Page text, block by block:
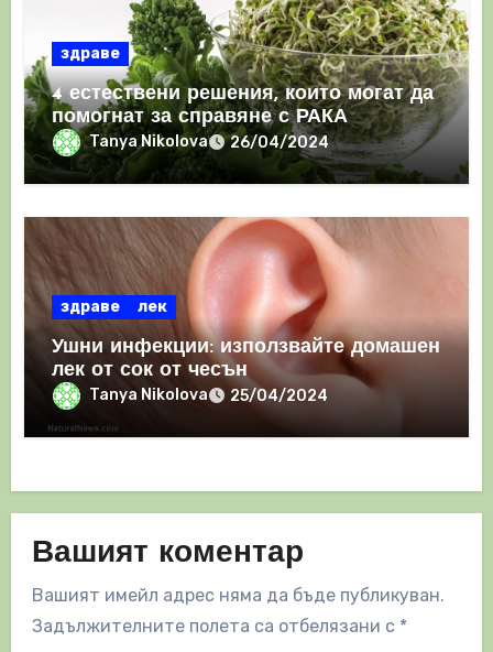
здраве
4 естествени решения, които могат да
помогнат за справяне с РАКА
Tanya Nikolova 26/04/2024
здраве лек
Ушни инфекции: използвайте домашен
лек от сок от чесън
Tanya Nikolova 25/04/2024
Вашият коментар
Вашият имейл адрес няма да бъде публикуван.
Задължителните полета са отбелязани с *